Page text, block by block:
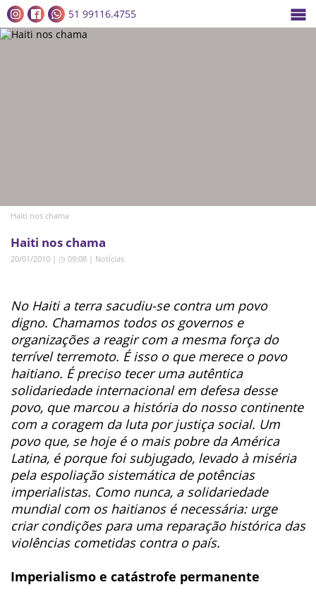
51 99116.4755
Haiti nos chama
Haiti nos chama
20/01/2010 | ◷ 09:08 | Notícias
No Haiti a terra sacudiu-se contra um povo
digno. Chamamos todos os governos e
organizações a reagir com a mesma força do
terrível terremoto. É isso o que merece o povo
haitiano. É preciso tecer uma autêntica
solidariedade internacional em defesa desse
povo, que marcou a história do nosso continente
com a coragem da luta por justiça social. Um
povo que, se hoje é o mais pobre da América
Latina, é porque foi subjugado, levado à miséria
pela espoliação sistemática de potências
imperialistas. Como nunca, a solidariedade
mundial com os haitianos é necessária: urge
criar condições para uma reparação histórica das
violências cometidas contra o país.
Imperialismo e catástrofe permanente